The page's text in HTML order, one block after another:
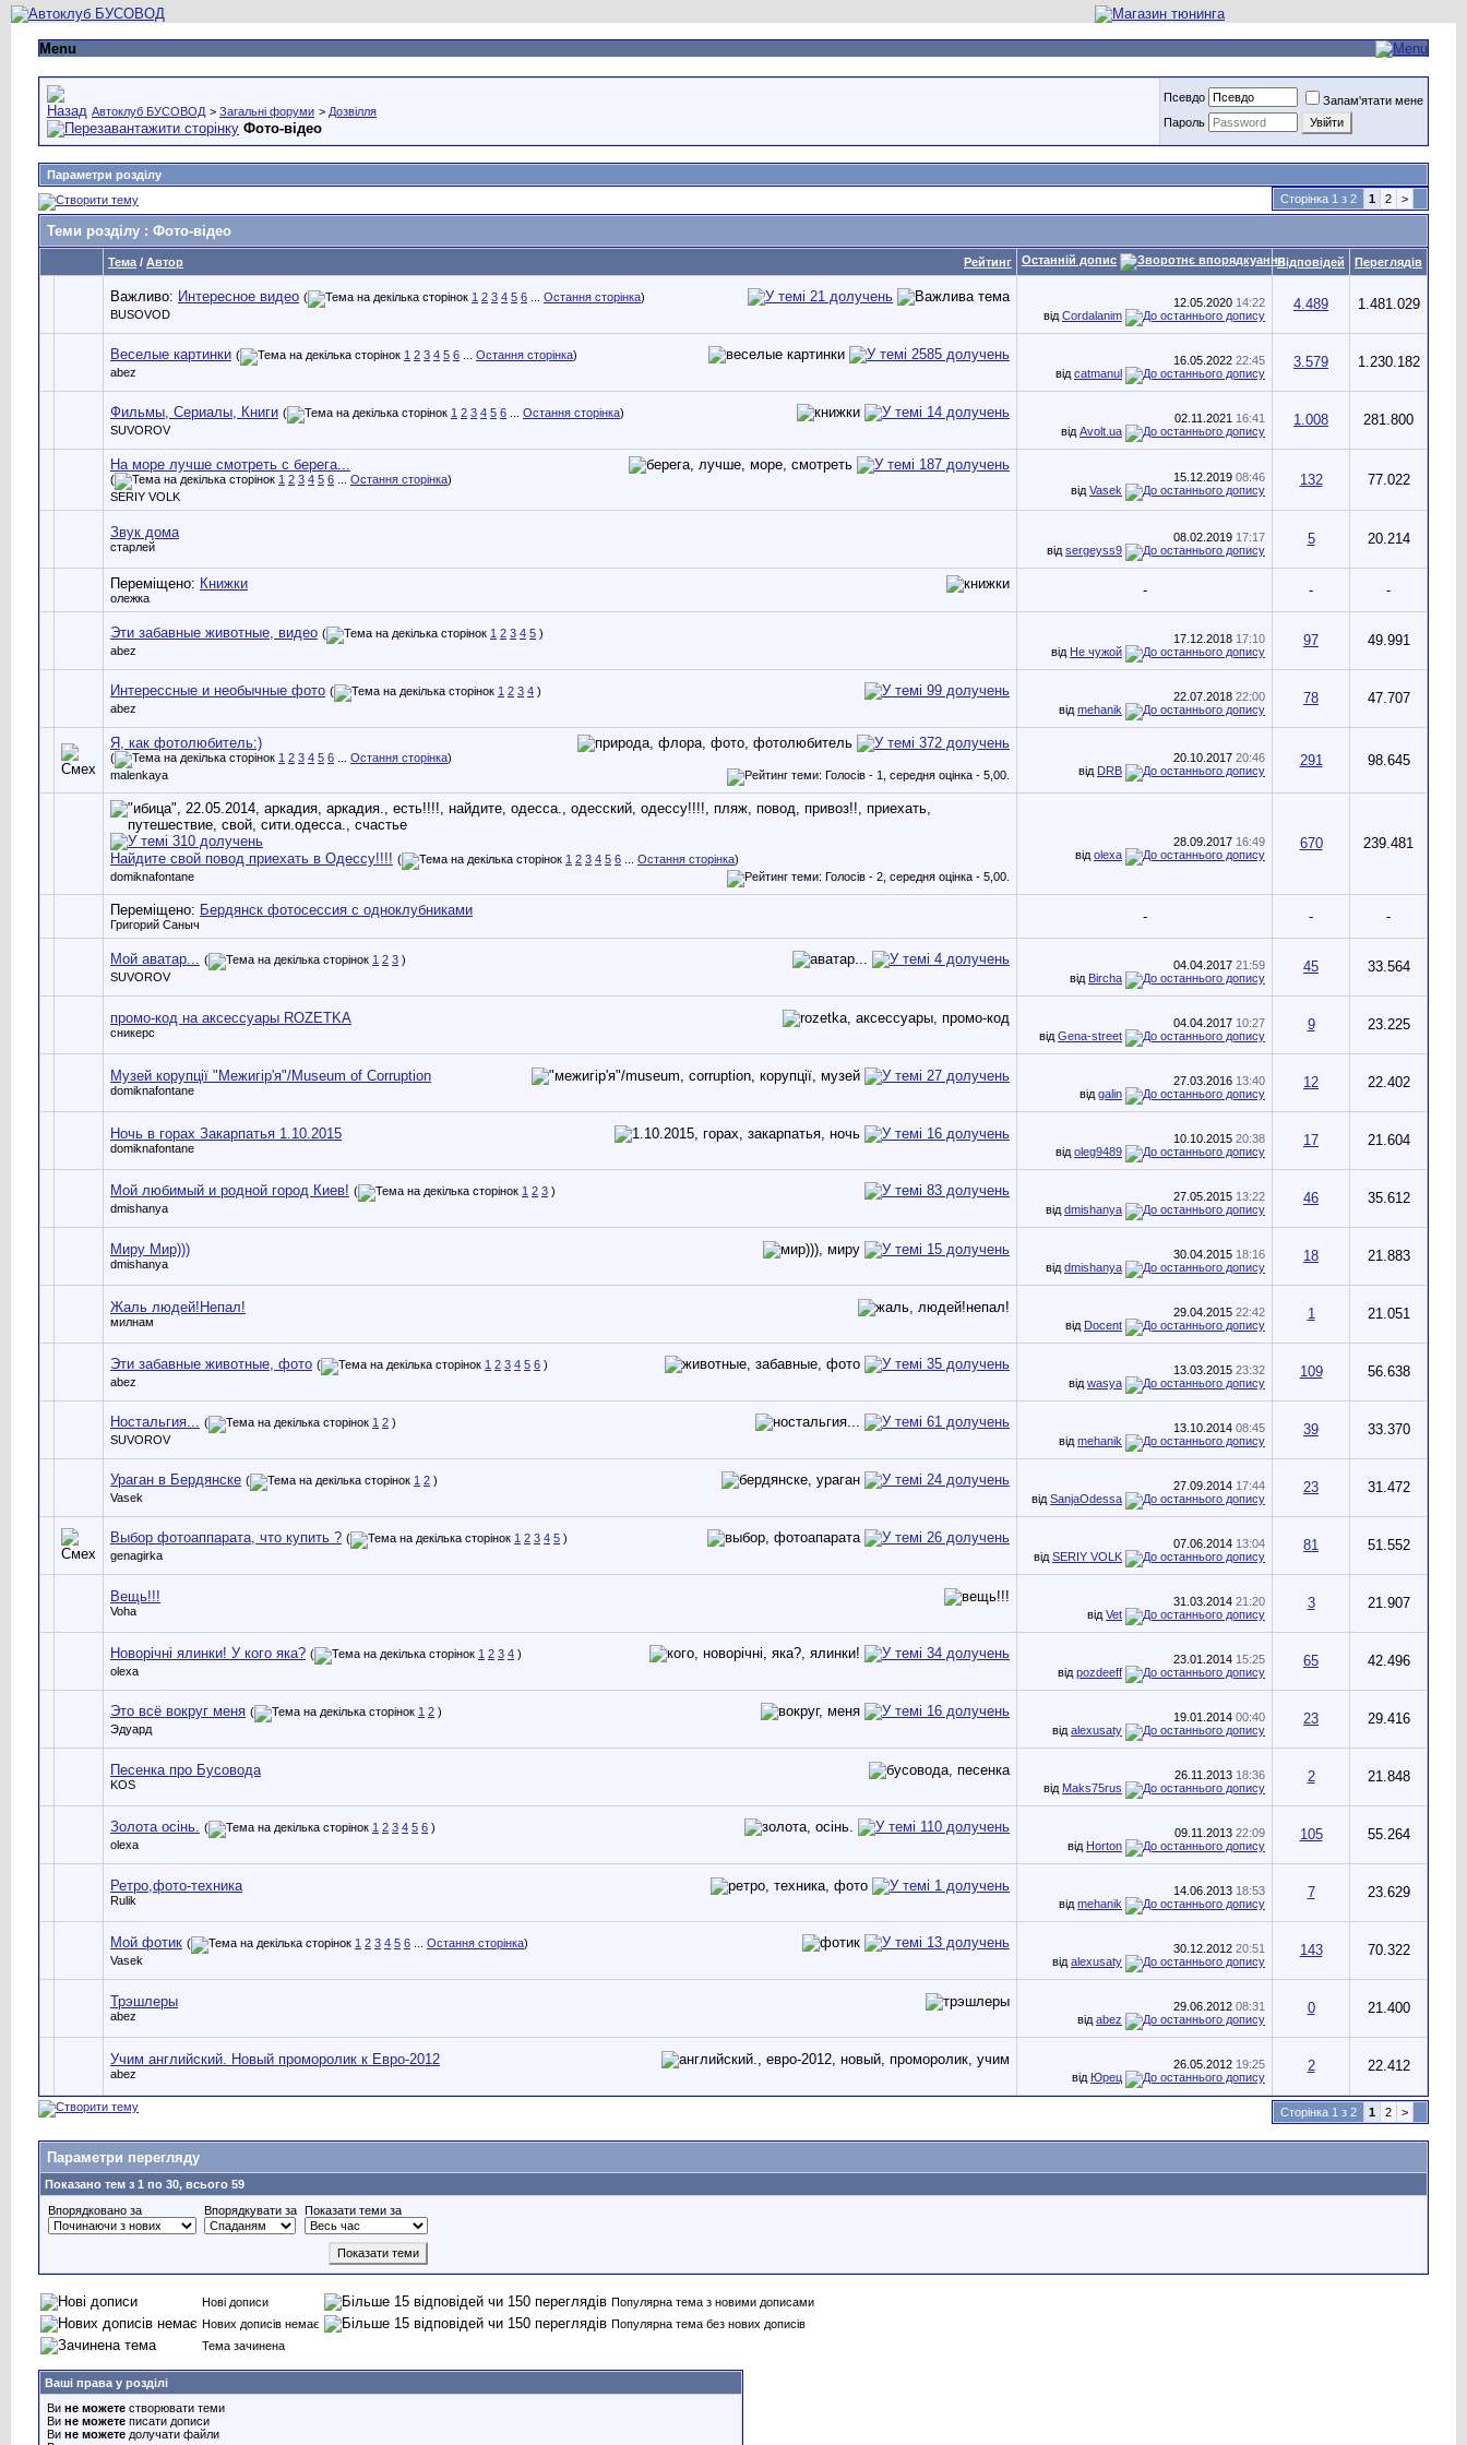
Menu
Автоклуб БУСОВОД > Загальні форуми > Дозвілля
Фото-відео
Псевдо
Запам'ятати мене
Пароль
Параметри розділу
Сторінка 1 з 2
1 2 >
Теми розділу : Фото-відео
Рейтинг
Тема / Автор Останній допис Відповідей Переглядів
Важливо: Интересное видео ( 1 2 3 4 5 6 Остання сторінка)
BUSOVOD
12.05.2020 14:22
від Cordalanim
4.489 1.481.029
Веселые картинки ( 1 2 3 4 5 6 Остання сторінка)
abez
16.05.2022 22:45
від catmanul
3.579 1.230.182
Фильмы, Сериалы, Книги ( 1 2 3 4 5 6 Остання сторінка)
SUVOROV
02.11.2021 16:41
від Avolt.ua
1.008 281.800
На море лучше смотреть с берега...
( 1 2 3 4 5 6 Остання сторінка)
SERIY VOLK
15.12.2019 08:46
від Vasek
132 77.022
Звук дома
старлей
08.02.2019 17:17
від sergeyss9
5 20.214
Переміщено: Книжки
олежка - - -
Эти забавные животные, видео ( 1 2 3 4 5 )
abez
17.12.2018 17:10
від Не чужой
97 49.991
Интерессные и необычные фото ( 1 2 3 4 )
abez
22.07.2018 22:00
від mehanik
78 47.707
Я, как фотолюбитель:)
( 1 2 3 4 5 6 Остання сторінка)
malenkaya
20.10.2017 20:46
від DRB
291 98.645
Найдите свой повод приехать в Одессу!!!! ( 1 2 3 4 5 6 Остання сторінка)
domiknafontane
28.09.2017 16:49
від olexa
670 239.481
Переміщено: Бердянск фотосессия с одноклубниками
Григорий Саныч - - -
Мой аватар... ( 1 2 3 )
SUVOROV
04.04.2017 21:59
від Bircha
45 33.564
промо-код на аксессуары ROZETKA
сникерс
04.04.2017 10:27
від Gena-street
9 23.225
Музей корупції "Межигір'я"/Museum of Corruption
domiknafontane
27.03.2016 13:40
від galin
12 22.402
Ночь в горах Закарпатья 1.10.2015
domiknafontane
10.10.2015 20:38
від oleg9489
17 21.604
Мой любимый и родной город Киев! ( 1 2 3 )
dmishanya
27.05.2015 13:22
від dmishanya
46 35.612
Миру Мир)))
dmishanya
30.04.2015 18:16
від dmishanya
18 21.883
Жаль людей!Непал!
милнам
29.04.2015 22:42
від Docent
1 21.051
Эти забавные животные, фото ( 1 2 3 4 5 6 )
abez
13.03.2015 23:32
від wasya
109 56.638
Ностальгия... ( 1 2 )
SUVOROV
13.10.2014 08:45
від mehanik
39 33.370
Ураган в Бердянске ( 1 2 )
Vasek
27.09.2014 17:44
від SanjaOdessa
23 31.472
Выбор фотоаппарата, что купить ? ( 1 2 3 4 5 )
genagirka
07.06.2014 13:04
від SERIY VOLK
81 51.552
Вещь!!!
Voha
31.03.2014 21:20
від Vet
3 21.907
Новорічні ялинки! У кого яка? ( 1 2 3 4 )
olexa
23.01.2014 15:25
від pozdeeff
65 42.496
Это всё вокруг меня ( 1 2 )
Эдуард
19.01.2014 00:40
від alexusaty
23 29.416
Песенка про Бусовода
KOS
26.11.2013 18:36
від Maks75rus
2 21.848
Золота осінь. ( 1 2 3 4 5 6 )
olexa
09.11.2013 22:09
від Horton
105 55.264
Ретро,фото-техника
Rulik
14.06.2013 18:53
від mehanik
7 23.629
Мой фотик ( 1 2 3 4 5 6 Остання сторінка)
Vasek
30.12.2012 20:51
від alexusaty
143 70.322
Трэшлеры
abez
29.06.2012 08:31
від abez
0 21.400
Учим английский. Новый проморолик к Евро-2012
abez
26.05.2012 19:25
від Юрец
2 22.412
Сторінка 1 з 2 1 2 >
Параметри перегляду
Показано тем з 1 по 30, всього 59
Впорядковано за
Впорядкувати за Показати теми за
Нові дописи
Популярна тема з новими дописами
Нових дописів немає
Популярна тема без нових дописів
Тема зачинена
Ваші права у розділі
Ви не можете створювати теми
Ви не можете писати дописи
Ви не можете долучати файли